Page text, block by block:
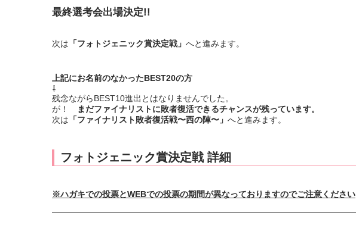
最終選考会出場決定!!
次は 「フォトジェニック賞決定戦」 へと進みます。
上記にお名前のなかったBEST20の方
⇩
残念ながらBEST10進出とはなりませんでした。
が！
まだファイナリストに敗者復活できるチャンスが残っています。
次は 「ファイナリスト敗者復活戦〜西の陣〜」 へと進みます。
フォトジェニック賞決定戦 詳細
※ハガキでの投票とWEBでの投票の期間が異なっておりますのでご注意ください